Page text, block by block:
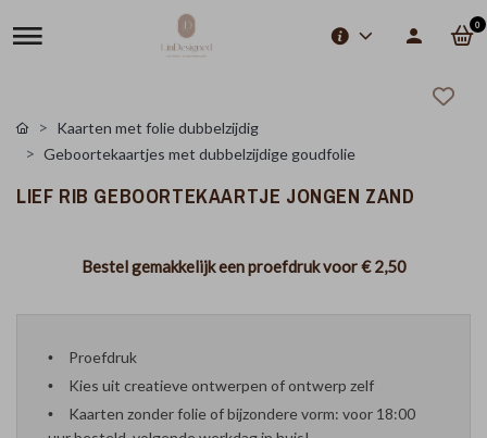
0
Kaarten met folie dubbelzijdig
Geboortekaartjes met dubbelzijdige goudfolie
LIEF RIB GEBOORTEKAARTJE JONGEN ZAND
Bestel gemakkelijk een proefdruk voor€ 2,50
Proefdruk
Kies uit creatieve ontwerpen of ontwerp zelf
Kaarten zonder folie of bijzondere vorm: voor 18:00